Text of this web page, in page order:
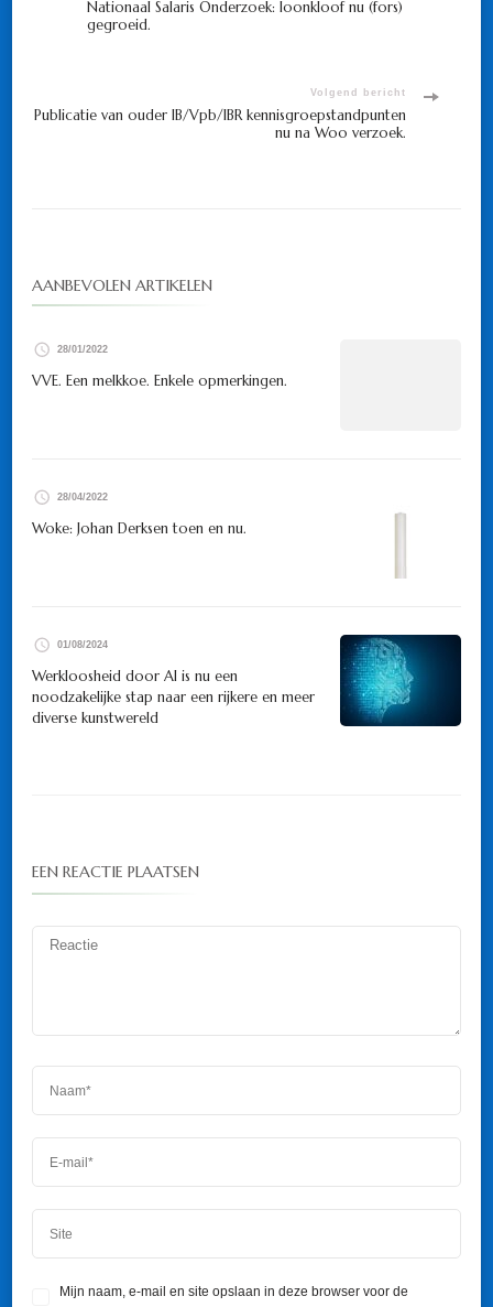
navigatie
Nationaal Salaris Onderzoek: loonkloof nu (fors)
gegroeid.
Volgend bericht
Publicatie van ouder IB/Vpb/IBR kennisgroepstandpunten
nu na Woo verzoek.
AANBEVOLEN ARTIKELEN
28/01/2022
VVE. Een melkkoe. Enkele opmerkingen.
28/04/2022
Woke: Johan Derksen toen en nu.
01/08/2024
Werkloosheid door AI is nu een
noodzakelijke stap naar een rijkere en meer
diverse kunstwereld
EEN REACTIE PLAATSEN
Mijn naam, e-mail en site opslaan in deze browser voor de